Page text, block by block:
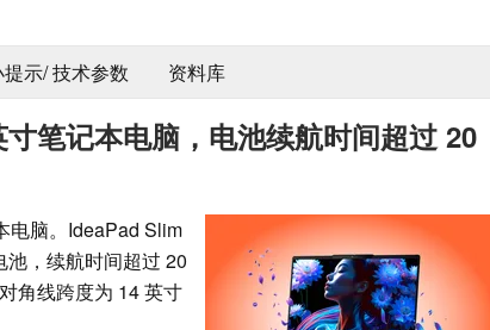
示/ 技术参数
资料库
笔记本电脑，电池续航时间超过 20
电脑。IdeaPad Slim
，续航时间超过 20
角线跨度为 14 英寸